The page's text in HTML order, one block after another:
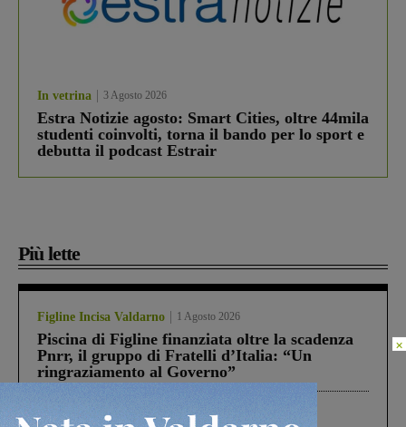
In vetrina 3 Agosto 2026
Estra Notizie agosto: Smart Cities, oltre 44mila
studenti coinvolti, torna il bando per lo sport e
debutta il podcast Estrair
Più lette
Figline Incisa Valdarno 1 Agosto 2026
Piscina di Figline finanziata oltre la scadenza
Pnrr, il gruppo di Fratelli d’Italia: “Un
ringraziamento al Governo”
Cronaca
×